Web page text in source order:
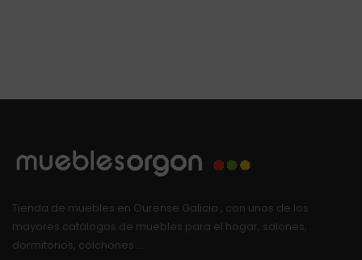
Tienda de muebles en Ourense Galicia , con unos de los
mayores catálogos de muebles para el hogar, salones,
dormitorios, colchones …